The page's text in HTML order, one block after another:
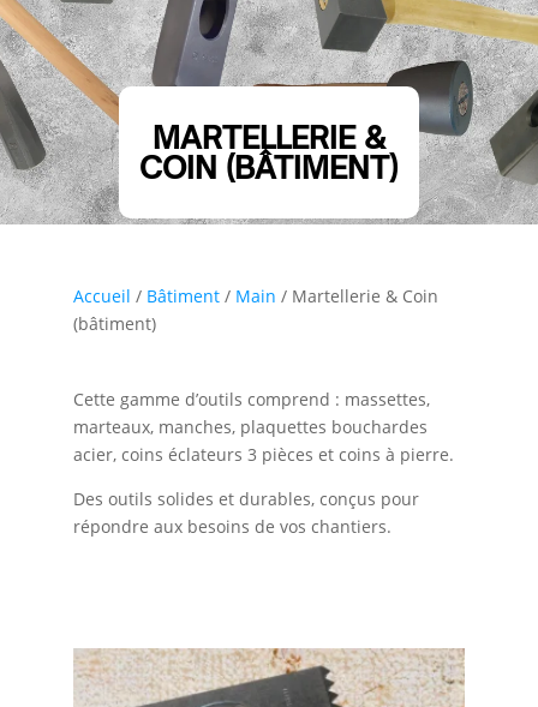
MARTELLERIE &
COIN (BÂTIMENT)
Accueil / Bâtiment/ Main / Martellerie & Coin
(bâtiment)
Cette gamme d’outils comprend : massettes,
marteaux, manches, plaquettes bouchardes
acier, coins éclateurs 3 pièces et coins à pierre.
Des outils solides et durables, conçus pour
répondre aux besoins de vos chantiers.